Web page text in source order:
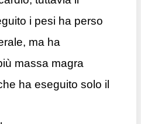
i pesi ha perso
ma ha
massa magra
ha eseguito solo il